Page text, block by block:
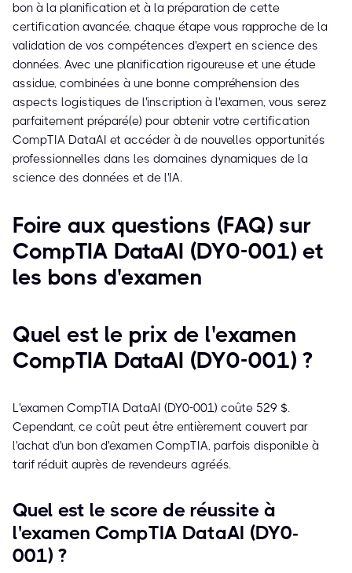
bon à la planification et à la préparation de cette
certification avancée, chaque étape vous rapproche de la
validation de vos compétences d'expert en science des
données. Avec une planification rigoureuse et une étude
assidue, combinées à une bonne compréhension des
aspects logistiques de l'inscription à l'examen, vous serez
parfaitement préparé(e) pour obtenir votre certification
CompTIA DataAI et accéder à de nouvelles opportunités
professionnelles dans les domaines dynamiques de la
science des données et de l'IA.
Foire aux questions (FAQ) sur
CompTIA DataAI (DY0-001) et
les bons d'examen
Quel est le prix de l'examen
CompTIA DataAI (DY0-001) ?
L'examen CompTIA DataAI (DY0-001) coûte 529 $.
Cependant, ce coût peut être entièrement couvert par
l'achat d'un bon d'examen CompTIA, parfois disponible à
tarif réduit auprès de revendeurs agréés.
Quel est le score de réussite à
l'examen CompTIA DataAI (DY0-
001) ?